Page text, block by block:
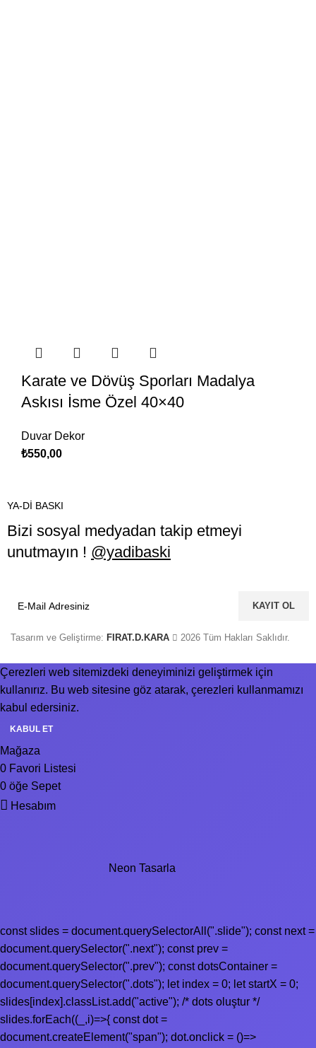
Karate ve Dövüş Sporları Madalya
Askısı İsme Özel 40×40
Duvar Dekor
₺550,00
YA-Dİ BASKI
Bizi sosyal medyadan takip etmeyi
unutmayın ! @yadibaski
Tasarım ve Geliştirme: FIRAT.D.KARA 2026 Tüm Hakları Saklıdır.
Çerezleri web sitemizdeki deneyiminizi geliştirmek için
kullanırız. Bu web sitesine göz atarak, çerezleri kullanmamızı
kabul edersiniz.
KABUL ET
Mağaza
0 Favori Listesi
0 öğe Sepet
Hesabım
Neon Tasarla
const slides = document.querySelectorAll(".slide"); const next =
document.querySelector(".next"); const prev =
document.querySelector(".prev"); const dotsContainer =
document.querySelector(".dots"); let index = 0; let startX = 0;
slides[index].classList.add("active"); /* dots oluştur */
slides.forEach((_,i)=>{ const dot =
document.createElement("span"); dot.onclick = ()=>